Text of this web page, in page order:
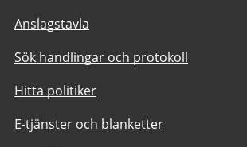
Anslagstavla
Sök handlingar och protokoll
Hitta politiker
E-tjänster och blanketter